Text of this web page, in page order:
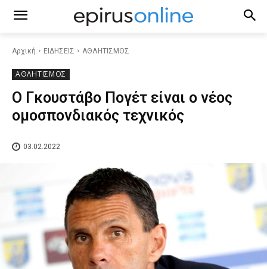
Αρχική ΕΙΔΗΣΕΙΣ ΑΘΛΗΤΙΣΜΟΣ
ΑΘΛΗΤΙΣΜΟΣ
Ο Γκουστάβο Πογέτ είναι ο νέος
ομοσπονδιακός τεχνικός
03.02.2022